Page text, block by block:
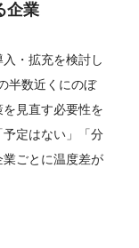
企業
・拡充を検討し
半数近くにのぼ
見直す必要性を
定はない」「分
ごとに温度差が